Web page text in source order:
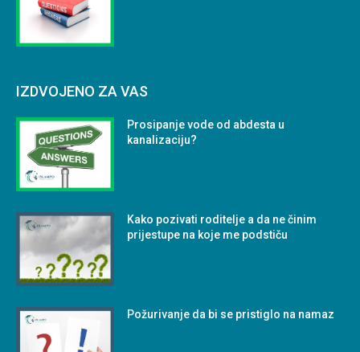
IZDVOJENO ZA VAS
Prosipanje vode od abdesta u
kanalizaciju?
Kako pozivati roditelje a da ne činim
prijestupe na koje me podstiču
Požurivanje da bi se pristiglo na namaz